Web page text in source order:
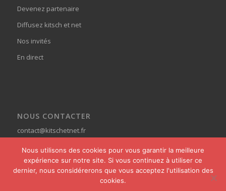
Devenez partenaire
Diffusez kitsch et net
Nos invités
En direct
NOUS CONTACTER
contact@kitschetnet.fr
Nous utilisons des cookies pour vous garantir la meilleure
expérience sur notre site. Si vous continuez à utiliser ce
dernier, nous considérerons que vous acceptez l'utilisation des
cookies.